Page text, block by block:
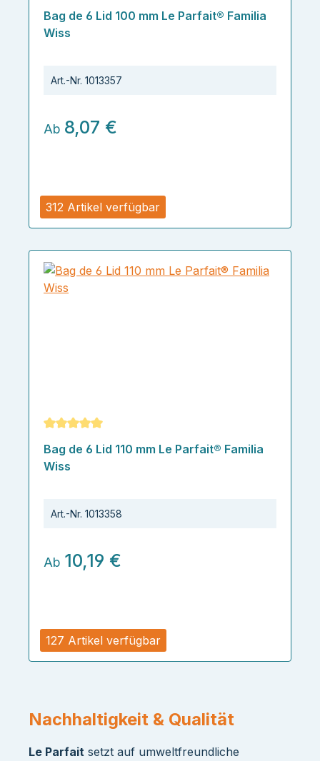
312 Artikel verfügbar
Durchschnittliche Bewertung von 5 von 5 Sternen
Bag de 6 Lid 100 mm Le Parfait® Familia
Wiss
Art.-Nr. 1013357
Ab 8,07 €
127 Artikel verfügbar
Durchschnittliche Bewertung von 5 von 5 Sternen
Bag de 6 Lid 110 mm Le Parfait® Familia
Wiss
Art.-Nr. 1013358
Ab 10,19 €
Nachhaltigkeit & Qualität
Le Parfait setzt auf umweltfreundliche